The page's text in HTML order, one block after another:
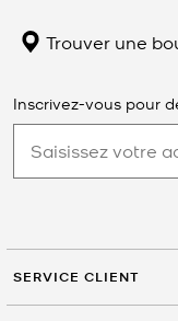
Trouver une
Inscrivez-vous pour
SERVICE CLIENT